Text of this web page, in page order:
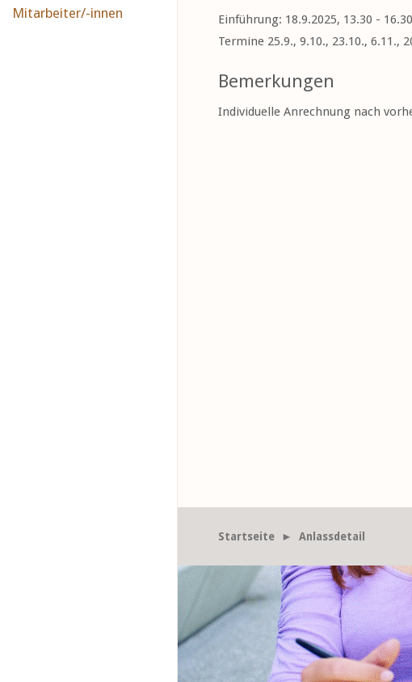
Mitarbeiter/-innen
Einführung: 18.9.2025, 13.30 -
Termine 25.9., 9.10., 23.10., 6.11.,
Bemerkungen
Individuelle Anrechnung nach
Startseite ► Anlassdetail